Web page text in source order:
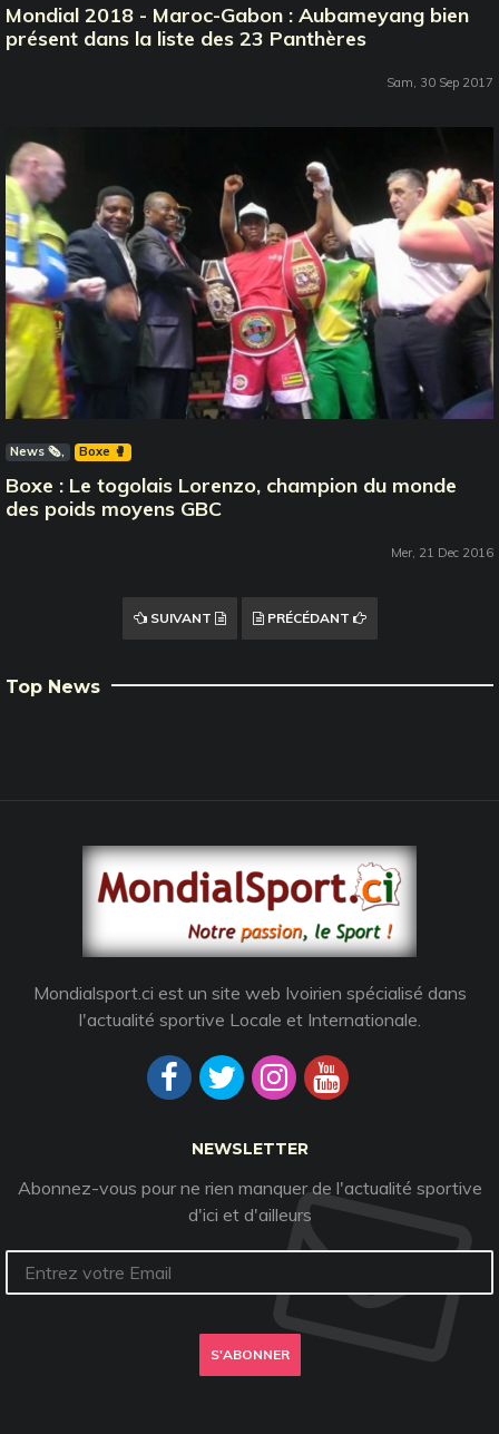
Mondial 2018 - Maroc-Gabon : Aubameyang bien
présent dans la liste des 23 Panthères
Sam, 30 Sep 2017
News 🗞️ Boxe 🥊
Boxe : Le togolais Lorenzo, champion du monde
des poids moyens GBC
Mer, 21 Dec 2016
SUIVANT PRÉCÉDANT
Top News
Mondialsport.ci est un site web Ivoirien spécialisé dans
l'actualité sportive Locale et Internationale.
NEWSLETTER
Abonnez-vous pour ne rien manquer de l'actualité sportive
d'ici et d'ailleurs
S'ABONNER